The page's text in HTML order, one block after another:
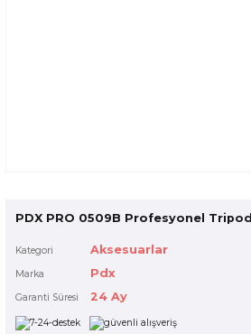
PDX PRO 0509B Profesyonel Tripod
Kategori Aksesuarlar
Marka Pdx
Garanti Süresi 24 Ay